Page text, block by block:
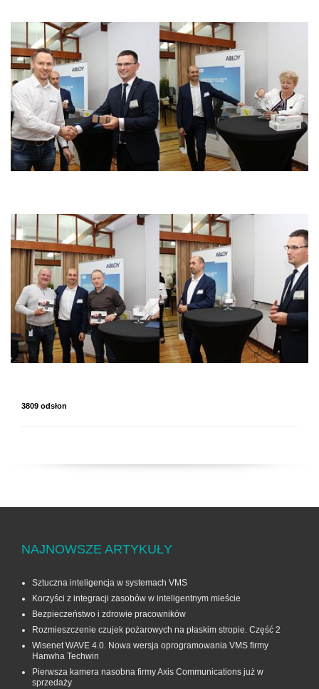
3809 odsłon
NAJNOWSZE ARTYKUŁY
Sztuczna inteligencja w systemach VMS
Korzyści z integracji zasobów w inteligentnym mieście
Bezpieczeństwo i zdrowie pracowników
Rozmieszczenie czujek pożarowych na płaskim stropie. Część 2
Wisenet WAVE 4.0. Nowa wersja oprogramowania VMS firmy
Hanwha Techwin
Pierwsza kamera nasobna firmy Axis Communications już w
sprzedaży